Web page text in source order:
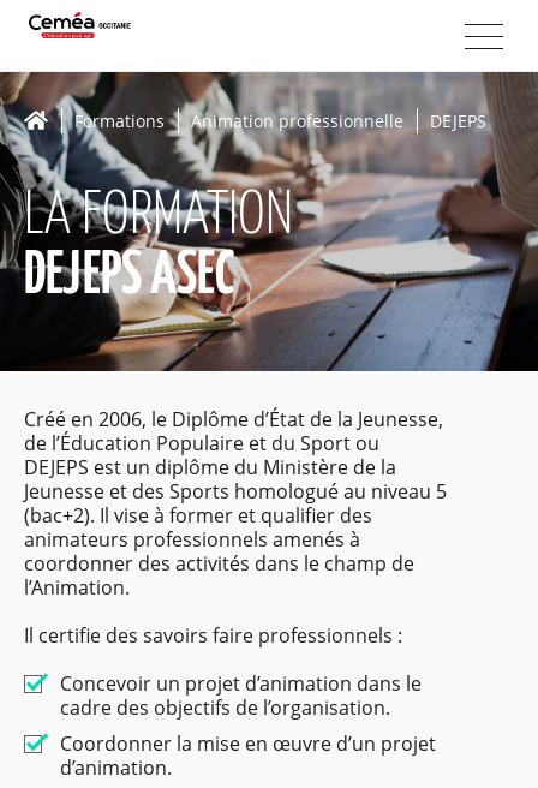
Formations Animation professionnelle DEJEPS
LA FORMATION
DEJEPS ASEC
Créé en 2006, le Diplôme d’État de la Jeunesse,
de l’Éducation Populaire et du Sport ou
DEJEPS est un diplôme du Ministère de la
Jeunesse et des Sports homologué au niveau 5
(bac+2). Il vise à former et qualifier des
animateurs professionnels amenés à
coordonner des activités dans le champ de
l’Animation.
Il certifie des savoirs faire professionnels :
Concevoir un projet d’animation dans le
cadre des objectifs de l’organisation.
Coordonner la mise en œuvre d’un projet
d’animation.